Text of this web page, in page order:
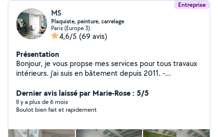
Entreprise
MS
Plaquiste, peinture, carrelage
Paris (Europe 3)
4,6/5 (69 avis)
Présentation
Bonjour, je vous propse mes services pour tous travaux
intérieurs. j'ai suis en bâtement depuis 2011. -
salles de bain - Carrelage, peinture, parquet et des
petits travaux suivant vos besoins. Garanti d'un an. -
Démolition - Pose de parquet - Pose de placo doublage
complet - Enduit, Peinture
Dernier avis laissé par Marie-Rose : 5/5
Il y a plus de 6 mois
Boulot bien fait et rapidement